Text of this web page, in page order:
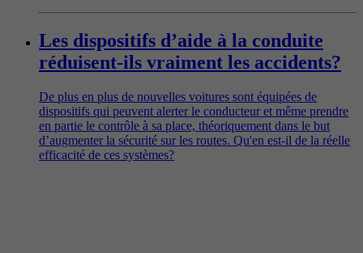
Les dispositifs d’aide à la conduite
réduisent-ils vraiment les accidents?
De plus en plus de nouvelles voitures sont équipées de
dispositifs qui peuvent alerter le conducteur et même prendre
en partie le contrôle à sa place, théoriquement dans le but
d’augmenter la sécurité sur les routes. Qu'en est-il de la réelle
efficacité de ces systèmes?